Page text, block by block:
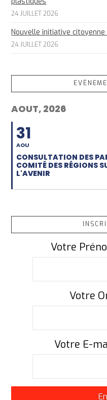
24 JUILLET 2026
Nouvelle initiative
24 JUILLET 2026
AOUT, 2026
31
AOU
CONSULTATION DES
COMITÉ DES RÉGIONS
L'AVENIR
Votre
Votre
Votre E-